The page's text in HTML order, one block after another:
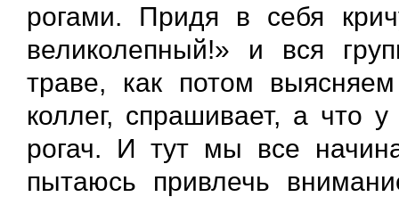
рогами. Придя в себя
великолепный!» и вся
траве, как потом
коллег, спрашивает, а что
рогач. И тут мы все
пытаюсь привлечь